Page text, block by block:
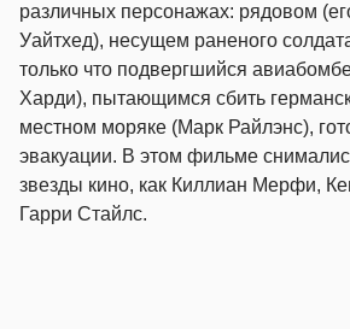
различных персонажах: рядовом
Уайтхед), несущем раненого
только что подвергшийся
Харди), пытающимся сбить
местном моряке (Марк Райлэнс),
эвакуации. В этом фильме
звезды кино, как Киллиан Мерфи,
Гарри Стайлс.